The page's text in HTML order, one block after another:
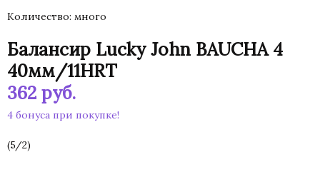
Количество много
Балансир Lucky John BAUCHA 4
40мм/11HRT
362 руб.
4 бонуса при покупке!
(5/2)